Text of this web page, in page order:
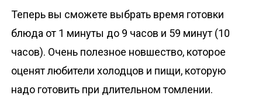
Теперь вы сможете выбрать время готовки
блюда от 1 минуты до 9 часов и 59 минут (10
часов). Очень полезное новшество, которое
оценят любители холодцов и пищи, которую
надо готовить при длительном томлении.